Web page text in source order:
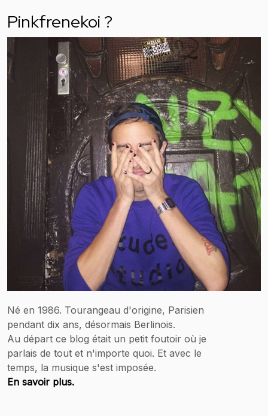
Pinkfrenekoi ?
Né en 1986. Tourangeau d'origine, Parisien
pendant dix ans, désormais Berlinois.
Au départ ce blog était un petit foutoir où je
parlais de tout et n'importe quoi. Et avec le
temps, la musique s'est imposée.
En savoir plus.